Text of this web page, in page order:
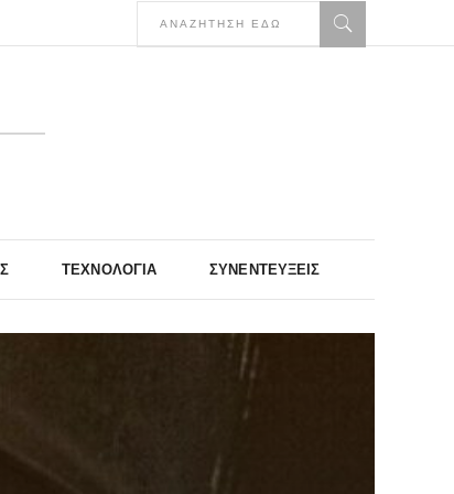
ΤΕΧΝΟΛΟΓΊΑ ΣΥΝΕΝΤΕΎΞΕΙΣ